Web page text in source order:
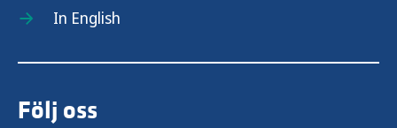
In English
Följ oss